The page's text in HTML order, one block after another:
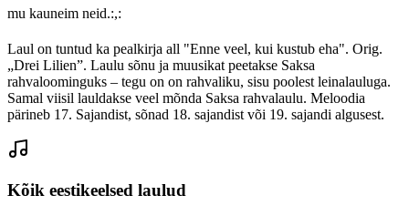
mu kauneim neid.:,:
Laul on tuntud ka pealkirja all "Enne veel, kui kustub eha". Orig.
„Drei Lilien”. Laulu sõnu ja muusikat peetakse Saksa
rahvaloominguks – tegu on on rahvaliku, sisu poolest leinalauluga.
Samal viisil lauldakse veel mõnda Saksa rahvalaulu. Meloodia
pärineb 17. Sajandist, sõnad 18. sajandist või 19. sajandi algusest.
Kõik eestikeelsed laulud